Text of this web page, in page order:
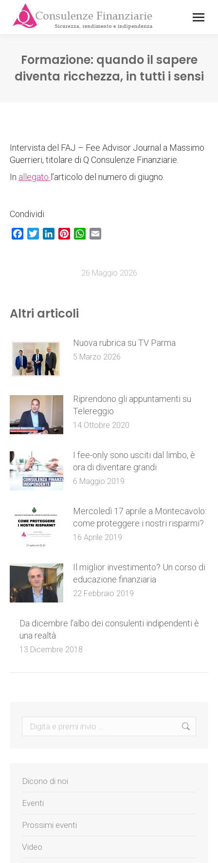
Formazione: quando il sapere
diventa ricchezza, in tutti i sensi
Intervista del FAJ – Fee Advisor Journal a Massimo
Guerrieri, titolare di Q Consulenze Finanziarie.
In allegato l’articolo del numero di giugno.
Condividi
Facebook
TwitterLinkedInPinterestWhatsApp
26 Maggio 2026
Altri articoli
Nuova rubrica su TV Parma
5 Marzo 2026
Riprendono gli appuntamenti su
Telereggio
14 Ottobre 2020
I fee-only sono usciti dal limbo, è
ora di diventare grandi
6 Maggio 2019
Mercoledì 17 aprile a Montecavolo:
come proteggere i nostri risparmi?
16 Aprile 2019
Il miglior investimento? Un corso di
educazione finanziaria
22 Febbraio 2019
Da dicembre l’albo dei consulenti indipendenti è
una realtà
13 Dicembre 2018
Search:
Dicono di noi
Eventi
Prossimi eventi
Video